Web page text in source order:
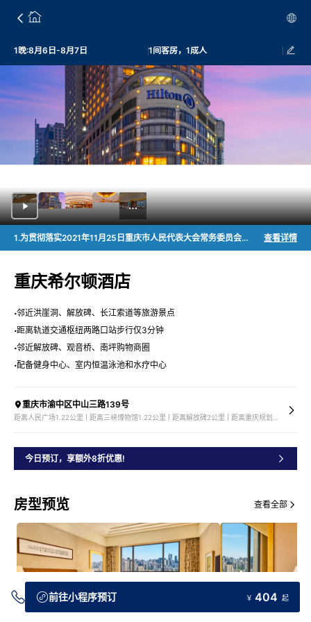
1晚:8月6日-8月7日 1间客房，1成人
1.为贯彻落实2021年11月25日重庆市人民代表大会常务委员会通过的《重庆市生活垃圾管理条例》的相关规定，从2023年08月01日起，酒店不会在客房放置且不会主动提供牙刷、梳子、剃须刀、浴擦、针线包、指甲锉、卫生袋、火柴、鞋擦；餐饮不会主动提供一次性餐具等打包用品。如有需要请咨询酒店前台。 查看详情
重庆希尔顿酒店
邻近洪崖洞、解放碑、长江索道等旅游景点
距离轨道交通枢纽两路口站步行仅3分钟
邻近解放碑、观音桥、南坪购物商圈
配备健身中心、室内恒温泳池和水疗中心
重庆市渝中区中山三路139号
今日预订，享额外8折优惠!
房型预览 查看全部
前往小程序预订 ￥ 404 起